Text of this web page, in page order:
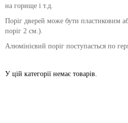
на горище і т.д.
Поріг дверей може бути пластиковим
поріг 2 см.).
Алюмінієвий поріг поступається по
У цій категорії немає товарів.